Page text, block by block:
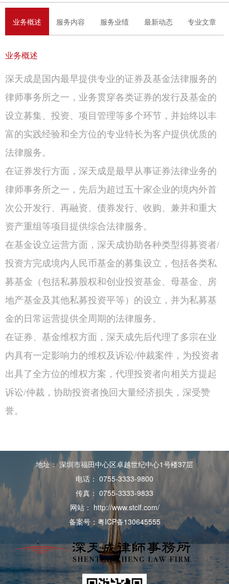
业务概述 服务内容 服务业绩 最新动态 专业文章
业务概述
深天成是国内最早提供专业的证券及基金法律服务的
律师事务所之一，业务贯穿各类证券的发行及基金的
设立募集、投资、项目管理等多个环节，并始终以丰
富的实践经验和全方位的专业特长为客户提供优质的
法律服务。
在证券发行方面，深天成是最早从事证券法律业务的
律师事务所之一，先后为超过五十家企业的境内外首
次公开发行、再融资、债券发行、收购、兼并和重大
资产重组等项目提供综合法律服务。
在基金设立运营方面，深天成协助各种类型得募资者/
投资方完成境内人民币基金的募集设立，包括各类私
募基金（包括私募股权和创业投资基金、母基金、房
地产基金及其他私募投资平等）的设立，并为私募基
金的日常运营提供全周期的法律服务。
在证券、基金维权方面，深天成先后代理了多宗在业
内具有一定影响力的维权及诉讼/仲裁案件，为投资者
出具了全方位的维权方案，代理投资者向相关方提起
诉讼/仲裁，协助投资者挽回大量经济损失，深受赞
誉。
地址： 深圳市福田中心区卓越世纪中心1号楼37层
电话： 0755-3333-9800
传真： 0755-3333-9833
网站： http://www.stclf.com/
备案号：粤ICP备130645555